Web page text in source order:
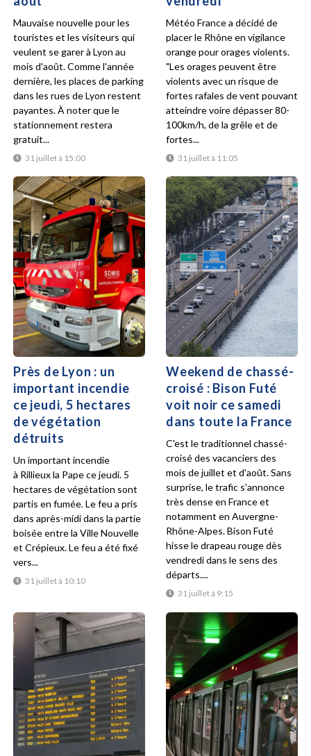
31 juillet à 15:00
Mauvaise nouvelle pour les
touristes et les visiteurs qui
veulent se garer à Lyon au
mois d'août. Comme l'année
dernière, les places de parking
dans les rues de Lyon restent
payantes. À noter que le
stationnement restera
gratuit...
31 juillet à 11:05
Météo France a décidé de
placer le Rhône en vigilance
orange pour orages violents.
"Les orages peuvent être
violents avec un risque de
fortes rafales de vent pouvant
atteindre voire dépasser 80-
100km/h, de la grêle et de
fortes...
Près de Lyon : un
important incendie
ce jeudi, 5 hectares
de végétation
détruits
31 juillet à 10:10
Un important incendie
à Rillieux la Pape ce jeudi. 5
hectares de végétation sont
partis en fumée. Le feu a pris
dans après-midi dans la partie
boisée entre la Ville Nouvelle
et Crépieux. Le feu a été fixé
vers...
Weekend de chassé-
croisé : Bison Futé
voit noir ce samedi
dans toute la France
31 juillet à 9:15
C'est le traditionnel chassé-
croisé des vacanciers des
mois de juillet et d'août. Sans
surprise, le trafic s'annonce
très dense en France et
notamment en Auvergne-
Rhône-Alpes. Bison Futé
hisse le drapeau rouge dès
vendredi dans le sens des
départs....